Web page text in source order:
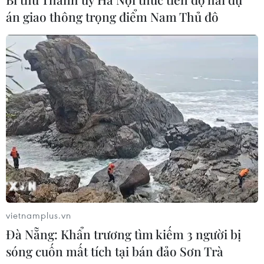
da nhạy cảm, người mới dùng retinol
10/03/2026 23:00
Cách phục hồi mái tóc khô xơ vì tạo
kiểu, nhuộm màu
24/02/2026 23:00
Làm thế nào để cứu nguy làn da
xuống cấp sau kỳ nghỉ dài?
22/02/2026 22:30
án giao thông trọng điểm Nam Thủ đô
vietnamplus.vn
Đà Nẵng: Khẩn trương tìm kiếm 3 người bị
sóng cuốn mất tích tại bán đảo Sơn Trà